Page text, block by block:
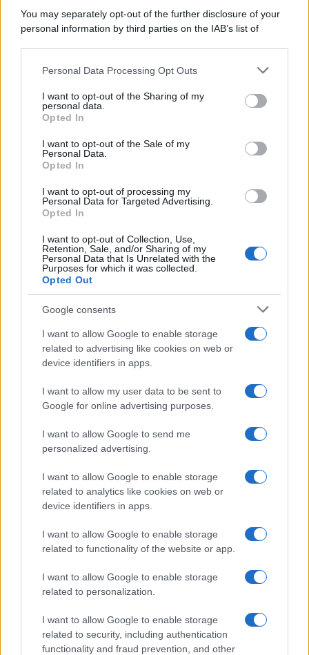
You may separately opt-out of the further disclosure of your
personal information by third parties on the IAB’s list of
This information may also be disclosed by us to third parties
disclose it to other third parties.
Please note that this website/app uses one or more Google
services and may gather and store information including but
not limited to your visit or usage behaviour. You may click to
grant or deny consent to Google and its third-party tags to
consent section.
Personal Data Processing Opt Outs
I want to opt-out of the Sharing of my
personal data.
Opted In
I want to opt-out of the Sale of my
Personal Data.
Opted In
I want to opt-out of processing my
Personal Data for Targeted Advertising.
Opted In
I want to opt-out of Collection, Use,
Retention, Sale, and/or Sharing of my
Personal Data that Is Unrelated with the
Purposes for which it was collected.
Opted Out
Google consents
I want to allow Google to enable storage
related to advertising like cookies on web or
device identifiers in apps.
I want to allow my user data to be sent to
Google for online advertising purposes.
I want to allow Google to send me
personalized advertising.
I want to allow Google to enable storage
related to analytics like cookies on web or
device identifiers in apps.
I want to allow Google to enable storage
related to functionality of the website or app.
I want to allow Google to enable storage
related to personalization.
I want to allow Google to enable storage
related to security, including authentication
functionality and fraud prevention, and other
Il piccolo gioiello del Garda che
conquista con un lago davvero
speciale
Il cammino italiano che tutti possono
fare in un giorno conquista sempre più
viaggiatori
Il 12 agosto il cielo cambierà volto:
l’eclissi che mancava dal 1999 sarà
CHI
SIAMO
PARTNERSHIP E
ACCREDITAMENTI
© 2026 - VOLOSCONTATO CONSIGLI E DIARI DI VIAGGIO - P.IVA
04827280654 – TESTATA REGISTRATA AL TRIBUNALE DI NOCERA
35792 – ISCRITTA ALL’ANSO (ASSOCIAZIONE NAZIONALE STAMPA
ONLINE)
PRIVACY E NOTIFICHE
MAPPA DEL SITO